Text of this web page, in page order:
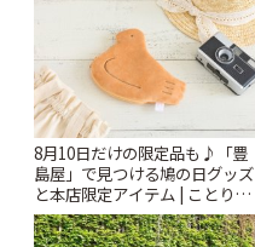
8月10日だけの限定品も♪「豊
島屋」で見つける鳩の日グッズ
と本店限定アイテム | ことりっ
ぷ